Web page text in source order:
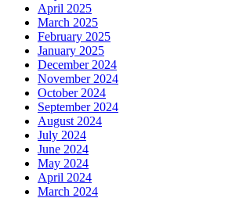
April 2025
March 2025
February 2025
January 2025
December 2024
November 2024
October 2024
September 2024
August 2024
July 2024
June 2024
May 2024
April 2024
March 2024